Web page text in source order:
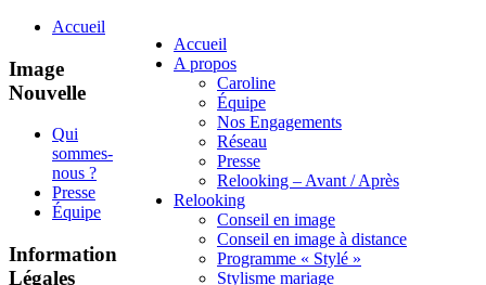
Accueil
A propos
Caroline
Équipe
Nos Engagements
Réseau
Presse
Relooking – Avant / Après
Relooking
Conseil en image
Conseil en image à distance
Programme « Stylé »
Stylisme mariage
Accueil
Image
Nouvelle
Qui
sommes-
nous ?
Presse
Équipe
Information
Légales